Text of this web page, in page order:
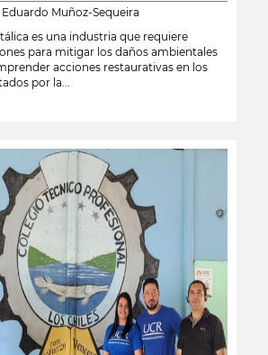
Eduardo Muñoz-Sequeira
es una industria que requiere
para mitigar los daños ambientales
acciones restaurativas en los
por la...